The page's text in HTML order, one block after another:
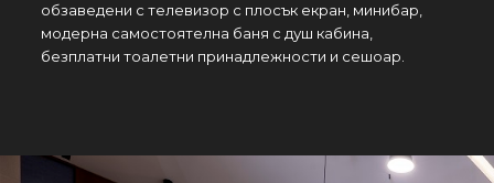
обзаведени с телевизор с плосък екран, минибар,
модерна самостоятелна баня с душ кабина,
безплатни тоалетни принадлежности и сешоар.